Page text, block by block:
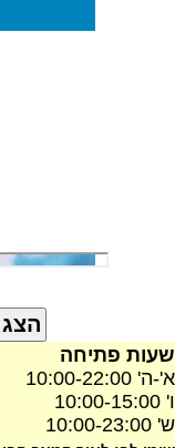
שעות פתיחה
א'-ה' 10:00-22:00
ו' 10:00-15:00
ש' 10:00-23:00